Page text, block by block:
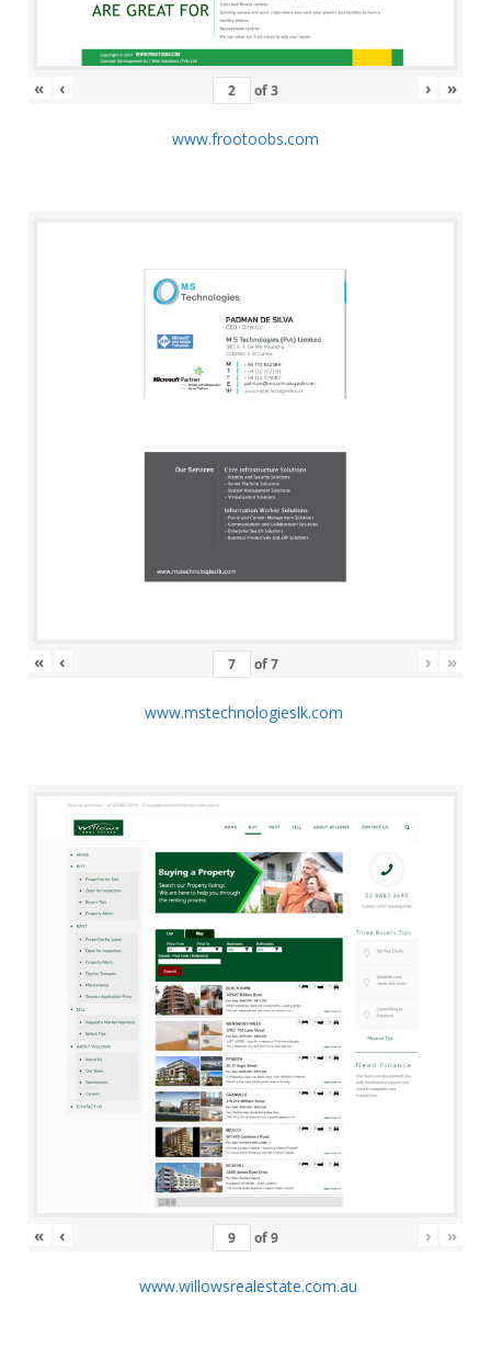
« ‹ of3 › »
www.frootoobs.com
« ‹ of7 › »
www.mstechnologieslk.com
« ‹ of9 › »
www.willowsrealestate.com.au